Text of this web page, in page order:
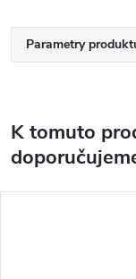
Parametry
K tomuto